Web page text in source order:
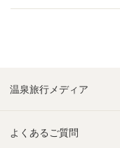
温泉旅行メディア
よくあるご質問